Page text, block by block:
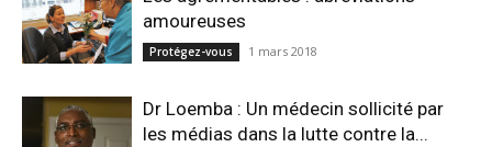
amoureuses
Protégez-vous 1 mars 2018
Dr Loemba : Un médecin sollicité par
les médias dans la lutte contre la...